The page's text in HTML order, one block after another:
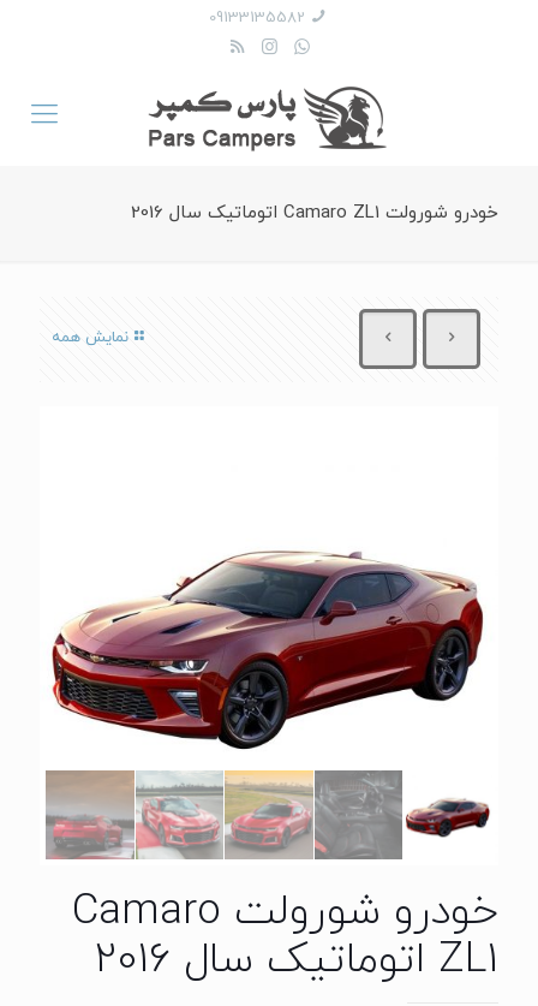
09133135582
خودرو شورولت Camaro ZL1 اتوماتیک سال 2016
نمایش همه
خودرو شورولت Camaro
ZL1 اتوماتیک سال 2016